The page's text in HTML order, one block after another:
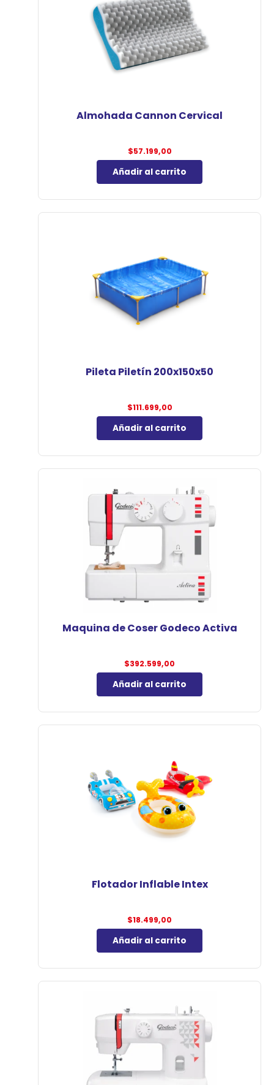
Almohada Cannon Cervical
$57.199,00
Añadir al carrito
Pileta Piletín 200x150x50
$111.699,00
Añadir al carrito
Maquina de Coser Godeco Activa
$392.599,00
Añadir al carrito
Flotador Inflable Intex
$18.499,00
Añadir al carrito